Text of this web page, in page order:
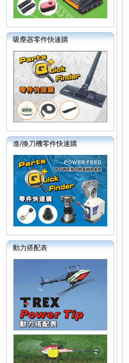
吸塵器零件快速購
進/換刀機零件快速購
動力搭配表